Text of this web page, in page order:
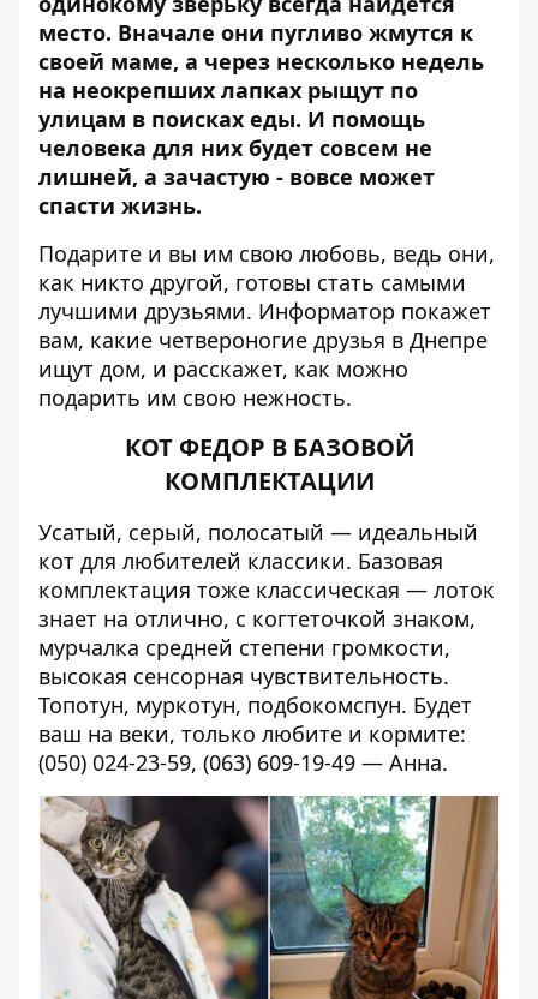
место. Вначале они пугливо жмутся к
своей маме, а через несколько недель
на неокрепших лапках рыщут по
улицам в поисках еды. И помощь
человека для них будет совсем не
лишней, а зачастую - вовсе может
спасти жизнь.
Подарите и вы им свою любовь, ведь они,
как никто другой, готовы стать самыми
лучшими друзьями. Информатор покажет
вам, какие четвероногие друзья в Днепре
ищут дом, и расскажет, как можно
подарить им свою нежность.
КОТ ФЕДОР В БАЗОВОЙ
КОМПЛЕКТАЦИИ
Усатый, серый, полосатый — идеальный
кот для любителей классики. Базовая
комплектация тоже классическая — лоток
знает на отлично, с когтеточкой знаком,
мурчалка средней степени громкости,
высокая сенсорная чувствительность.
Топотун, муркотун, подбокомспун. Будет
ваш на веки, только любите и кормите:
(050) 024-23-59, (063) 609-19-49 — Анна.